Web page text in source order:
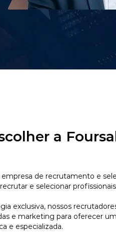
a
de recrutamento e
e selecionar
exclusiva, nossos
e marketing para oferecer
e especializada.